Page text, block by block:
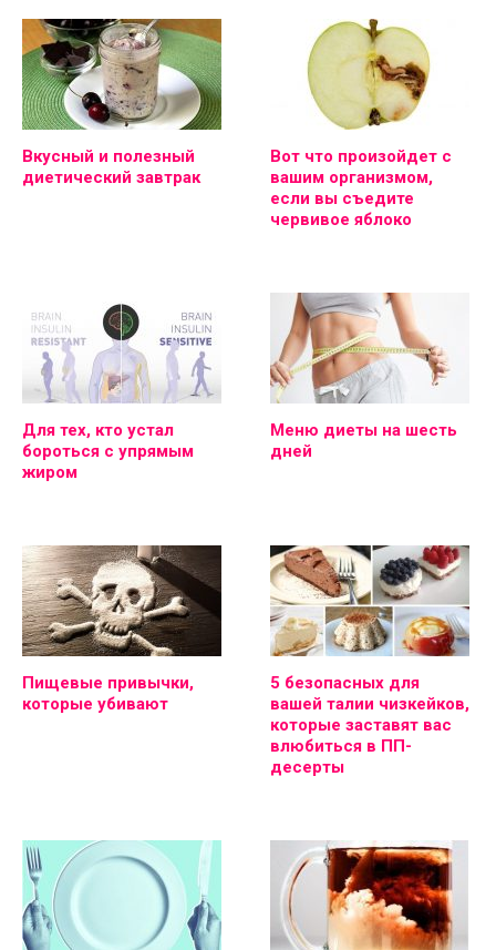
Вкусный и полезный
диетический завтрак
Вот что произойдет с
вашим организмом,
если вы съедите
червивое яблоко
Для тех, кто устал
бороться с упрямым
жиром
Меню диеты на шесть
дней
Пищевые привычки,
которые убивают
5 безопасных для
вашей талии чизкейков,
которые заставят вас
влюбиться в ПП-
десерты